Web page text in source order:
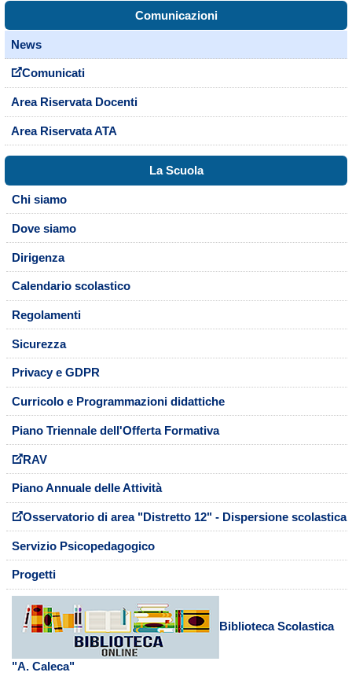
Comunicazioni
News
Comunicati
Area Riservata Docenti
Area Riservata ATA
La Scuola
Chi siamo
Dove siamo
Dirigenza
Calendario scolastico
Regolamenti
Sicurezza
Privacy e GDPR
Curricolo e Programmazioni didattiche
Piano Triennale dell'Offerta Formativa
RAV
Piano Annuale delle Attività
Osservatorio di area "Distretto 12" - Dispersione scolastica
Servizio Psicopedagogico
Progetti
Biblioteca Scolastica
"A. Caleca"